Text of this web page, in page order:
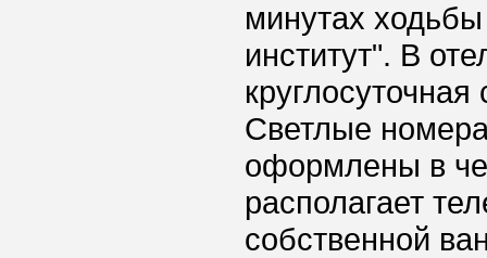
минутах
институт". В
Светлые
оформлены в
располагает
собственной